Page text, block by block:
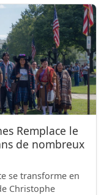
Remplace le
de nombreux
se transforme en
Christophe